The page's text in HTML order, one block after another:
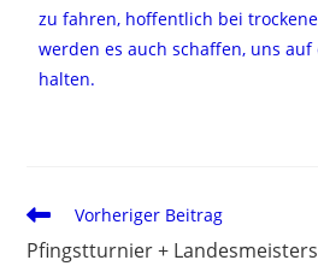
zu fahren, hoffentlich bei
werden es auch schaffen, uns auf
halten.
Vorheriger Beitrag
Pfingstturnier +